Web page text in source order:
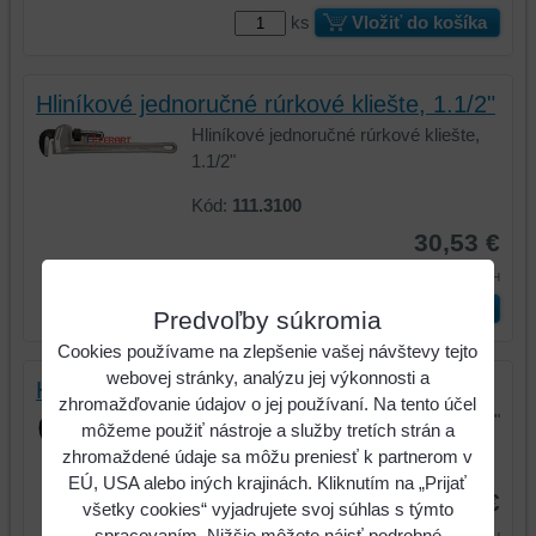
ks Vložiť do košíka
Hliníkové jednoručné rúrkové kliešte, 1.1/2"
Hliníkové jednoručné rúrkové kliešte,
1.1/2"
Kód: 111.3100
30,53 €
s DPH
ks Vložiť do košíka
Hliníkové jednoručné rúrkové kliešte, 2"
Hliníkové jednoručné rúrkové kliešte, 2"
Kód:111.3200
43,24 €
Predvoľby súkromia
Cookies používame na zlepšenie vašej návštevy tejto
webovej stránky, analýzu jej výkonnosti a
zhromažďovanie údajov o jej používaní. Na tento účel
môžeme použiť nástroje a služby tretích strán a
zhromaždené údaje sa môžu preniesť k partnerom v
EÚ, USA alebo iných krajinách. Kliknutím na „Prijať
všetky cookies“ vyjadrujete svoj súhlas s týmto